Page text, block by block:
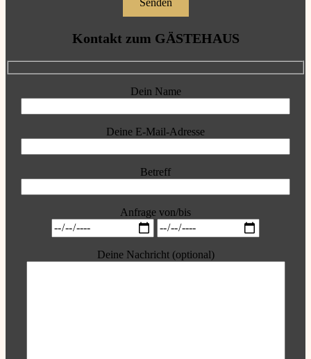
Kontakt zum GÄSTEHAUS
Dein Name
Deine E-Mail-Adresse
Betreff
Anfrage von/bis
Deine Nachricht (optional)